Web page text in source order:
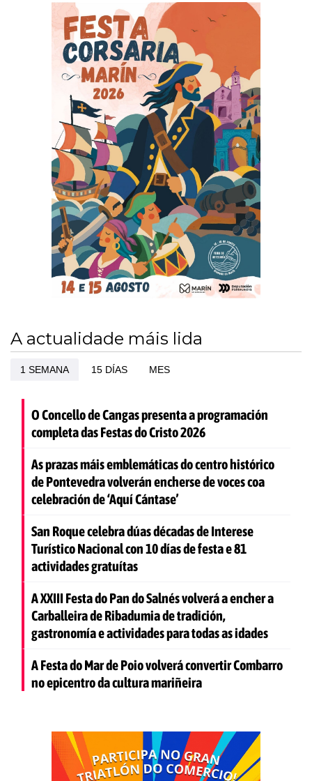
A actualidade máis lida
1 SEMANA 15 DÍAS MES
O Concello de Cangas presenta a programación
completa das Festas do Cristo 2026
As prazas máis emblemáticas do centro histórico
de Pontevedra volverán encherse de voces coa
celebración de ‘Aquí Cántase’
San Roque celebra dúas décadas de Interese
Turístico Nacional con 10 días de festa e 81
actividades gratuítas
A XXIII Festa do Pan do Salnés volverá a encher a
Carballeira de Ribadumia de tradición,
gastronomía e actividades para todas as idades
A Festa do Mar de Poio volverá convertir Combarro
no epicentro da cultura mariñeira